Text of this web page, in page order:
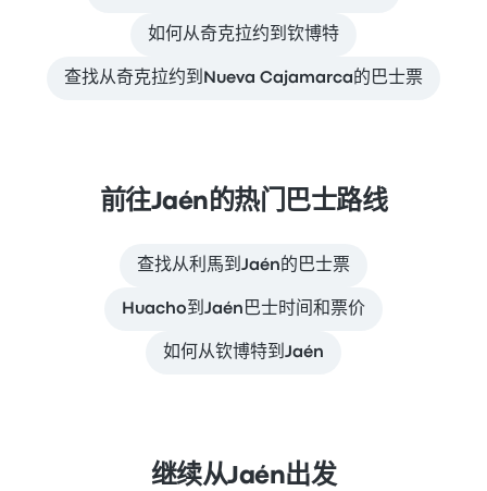
如何从奇克拉约到钦博特
查找从奇克拉约到Nueva Cajamarca的巴士票
前往Jaén的热门巴士路线
查找从利馬到Jaén的巴士票
Huacho到Jaén巴士时间和票价
如何从钦博特到Jaén
继续从Jaén出发